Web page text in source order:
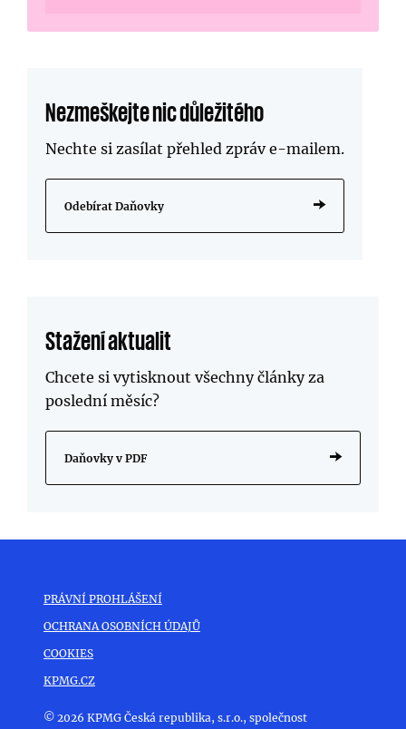
Nezmeškejte nic důležitého
Nechte si zasílat přehled zpráve-mailem.
Odebírat Daňovky
Stažení aktualit
Chcete si vytisknout všechny články za
poslední měsíc?
Daňovky v PDF
PRÁVNÍ PROHLÁŠENÍ
OCHRANA OSOBNÍCH ÚDAJŮ
COOKIES
KPMG.CZ
© 2026 KPMG Česká republika, s.r.o., společnost